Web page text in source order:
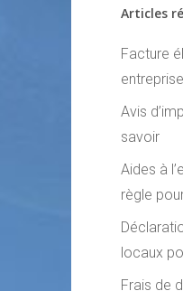
Articles
Facture
Avis
savoir
Aides à
règle
locaux
Frais de